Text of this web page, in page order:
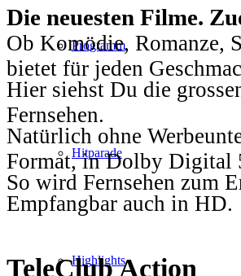
Programm
Hitparade
Highlights
Die neuesten Filme.
Ob Komödie, Romanze,
bietet für jeden
Hier siehst Du die
Fernsehen.
Natürlich ohne
Format, in Dolby Digital
So wird Fernsehen zum
Empfangbar auch in HD.
TeleClub Action